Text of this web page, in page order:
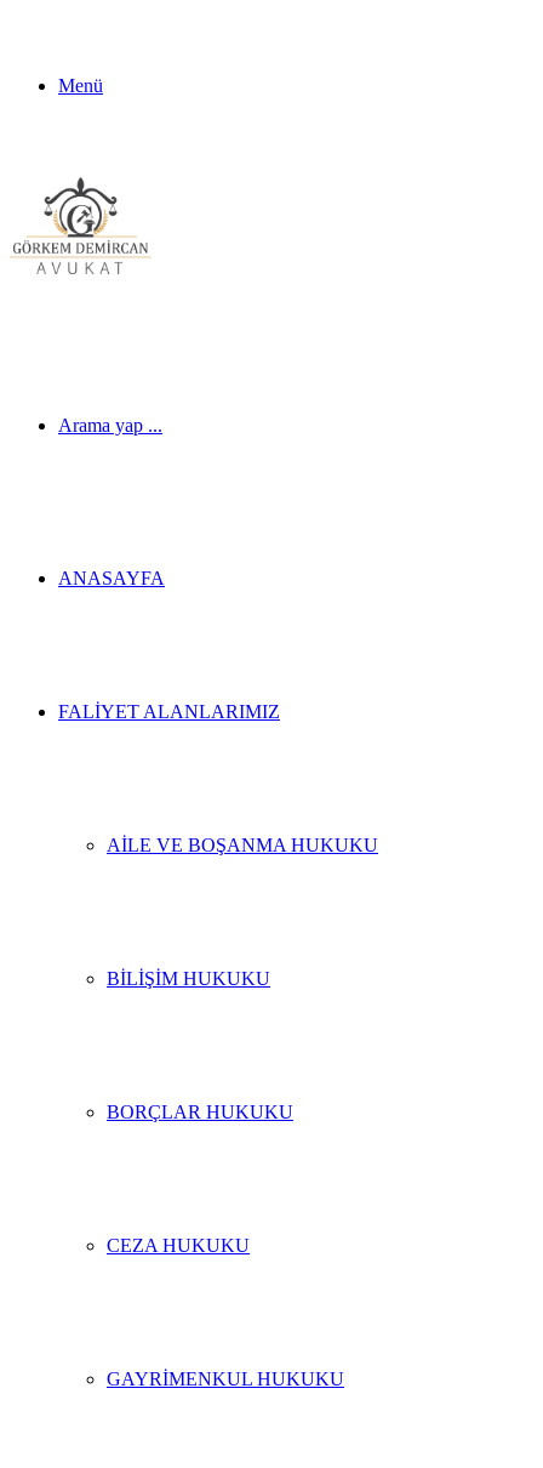
Menü
Arama yap ...
ANASAYFA
FALIYET ALANLARIMIZ
AILE VE BOŞANMA HUKUKU
BILIŞIM HUKUKU
BORÇLAR HUKUKU
CEZA HUKUKU
GAYRIMENKUL HUKUKU